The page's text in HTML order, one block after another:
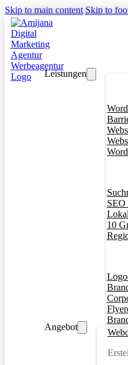
Skip to main content Skip to
Leistungen
SEO
10
Angebot